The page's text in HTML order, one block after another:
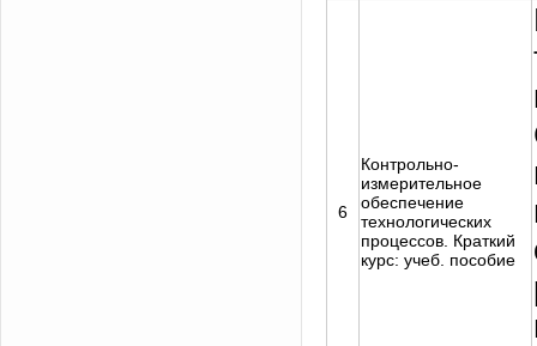
6
Контрольно-
измерительное
обеспечение
технологических
процессов. Краткий
курс: учеб. пособие